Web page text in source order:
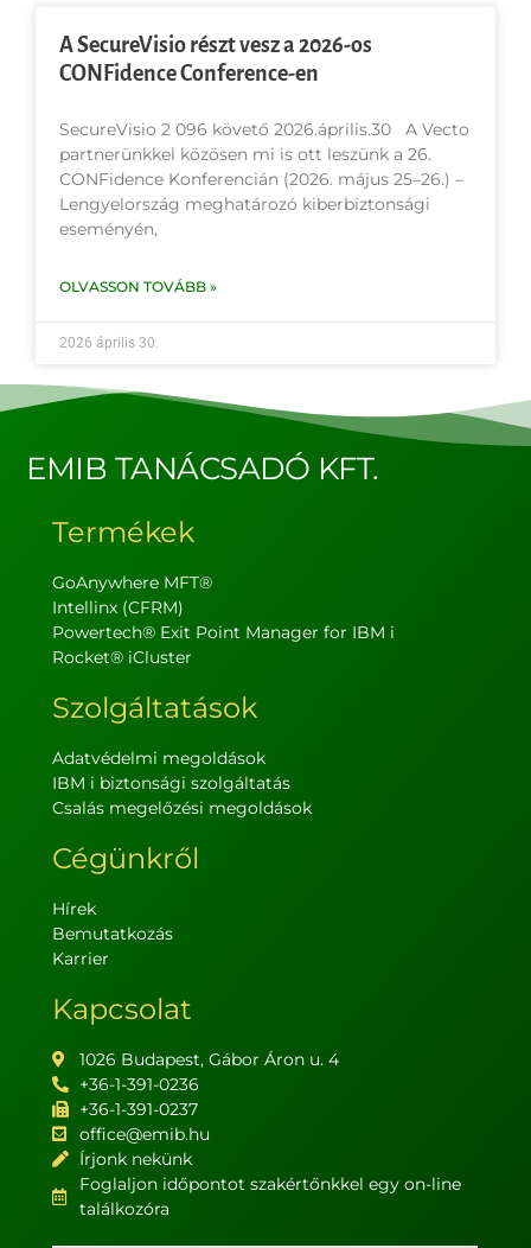
A SecureVisio részt vesz a 2026-os
CONFidence Conference-en
SecureVisio 2 096 követő 2026.április.30 A Vecto
partnerünkkel közösen mi is ott leszünk a 26.
CONFidence Konferencián (2026. május 25–26.) –
Lengyelország meghatározó kiberbiztonsági
eseményén,
OLVASSON TOVÁBB »
2026 április 30.
EMIB TANÁCSADÓ KFT.
Termékek
GoAnywhere MFT®
Intellinx (CFRM)
Powertech® Exit Point Manager for IBM i
Rocket® iCluster
Szolgáltatások
Adatvédelmi megoldások
IBM i biztonsági szolgáltatás
Csalás megelőzési megoldások
Cégünkről
Hírek
Bemutatkozás
Karrier
Kapcsolat
1026 Budapest, Gábor Áron u. 4
+36-1-391-0236
+36-1-391-0237
office@emib.hu
Írjonk nekünk
Foglaljon időpontot szakértőnkkel egy on-line
találkozóra